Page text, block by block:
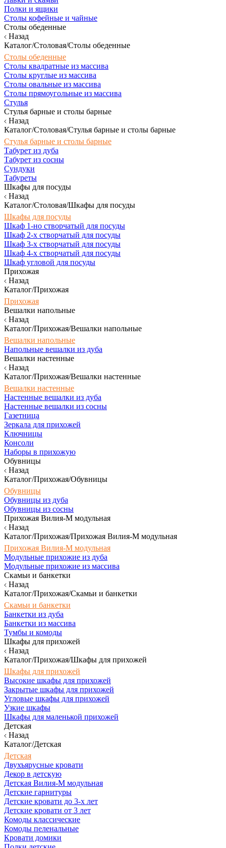
Полки и ящики
Столы кофейные и чайные
Столы обеденные
Назад
Каталог/Столовая/Столы обеденные
Столы обеденные
Столы квадратные из массива
Столы круглые из массива
Столы овальные из массива
Столы прямоугольные из массива
Стулья
Стулья барные и столы барные
Назад
Каталог/Столовая/Стулья барные и столы барные
Стулья барные и столы барные
Табурет из дуба
Табурет из сосны
Сундуки
Табуреты
Шкафы для посуды
Назад
Каталог/Столовая/Шкафы для посуды
Шкафы для посуды
Шкаф 1-но створчатый для посуды
Шкаф 2-х створчатый для посуды
Шкаф 3-х створчатый для посуды
Шкаф 4-х створчатый для посуды
Шкаф угловой для посуды
Прихожая
Назад
Каталог/Прихожая
Прихожая
Вешалки напольные
Назад
Каталог/Прихожая/Вешалки напольные
Вешалки напольные
Напольные вешалки из дуба
Вешалки настенные
Назад
Каталог/Прихожая/Вешалки настенные
Вешалки настенные
Настенные вешалки из дуба
Настенные вешалки из сосны
Газетница
Зеркала для прихожей
Ключницы
Консоли
Наборы в прихожую
Обувницы
Назад
Каталог/Прихожая/Обувницы
Обувницы
Обувницы из дуба
Обувницы из сосны
Прихожая Вилия-М модульная
Назад
Каталог/Прихожая/Прихожая Вилия-М модульная
Прихожая Вилия-М модульная
Модульные прихожие из дуба
Модульные прихожие из массива
Скамьи и банкетки
Назад
Каталог/Прихожая/Скамьи и банкетки
Скамьи и банкетки
Банкетки из дуба
Банкетки из массива
Тумбы и комоды
Шкафы для прихожей
Назад
Каталог/Прихожая/Шкафы для прихожей
Шкафы для прихожей
Высокие шкафы для прихожей
Закрытые шкафы для прихожей
Угловые шкафы для прихожей
Узкие шкафы
Шкафы для маленькой прихожей
Детская
Назад
Каталог/Детская
Детская
Двухъярусные кровати
Декор в детскую
Детская Вилия-М модульная
Детские гарнитуры
Детские кровати до 3-х лет
Детские кровати от 3 лет
Комоды классические
Комоды пеленальные
Кровати домики